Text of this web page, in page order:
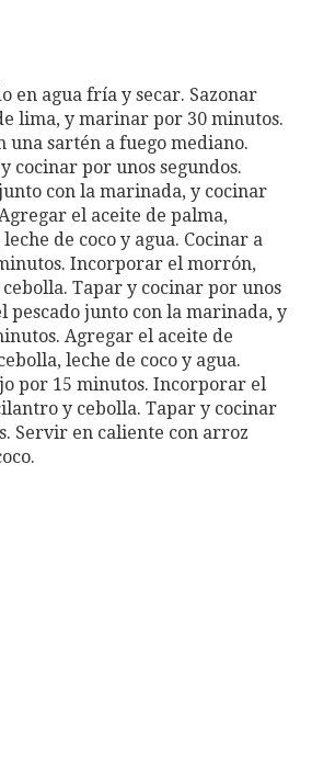
en agua fría y secar. Sazonar
lima, y marinar por 30 minutos.
una sartén a fuego mediano.
cocinar por unos segundos.
con la marinada, y cocinar
el aceite de palma,
de coco y agua. Cocinar a
Incorporar el morrón,
Tapar y cocinar por unos
pescado junto con la marinada, y
Agregar el aceite de
leche de coco y agua.
por 15 minutos. Incorporar el
y cebolla. Tapar y cocinar
Servir en caliente con arroz